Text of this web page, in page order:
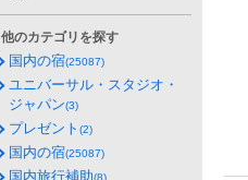
他のカテゴリを探す
国内の宿(25087)
ユニバーサル・スタジオ・
ジャパン(3)
プレゼント (2)
国内の宿(25087)
国内旅行補助(8)